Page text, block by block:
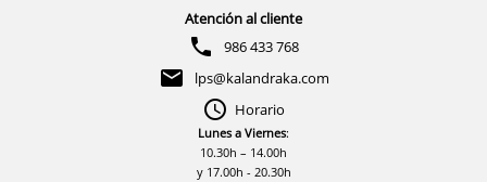
Atención al cliente
986 433 768
lps@kalandraka.com
Horario
Lunes a Viernes:
10.30h – 14.00h
y 17.00h - 20.30h